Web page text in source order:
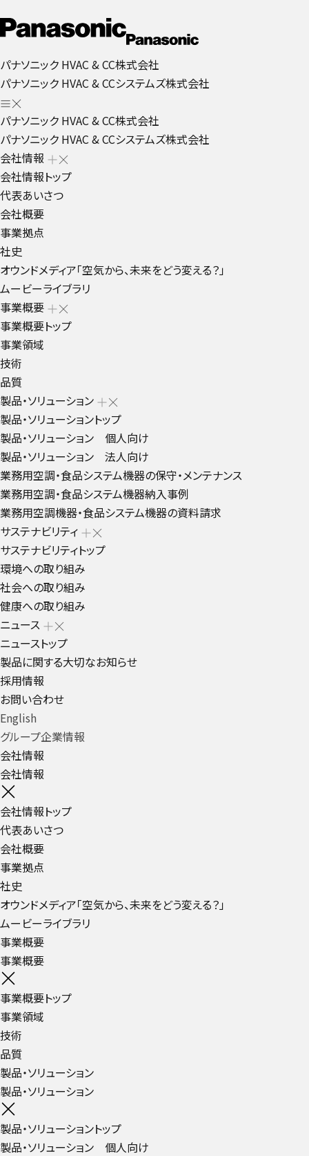
パナソニック HVAC & CC株式会社
パナソニック HVAC & CCシステムズ株式会社
パナソニック HVAC & CC株式会社
パナソニック HVAC & CCシステムズ株式会社
会社情報
会社情報トップ
代表あいさつ
会社概要
事業拠点
社史
オウンドメディア「空気から、未来をどう変える？」
ムービーライブラリ
事業概要
事業概要トップ
事業領域
技術
品質
製品・ソリューション
製品・ソリューショントップ
製品・ソリューション 個人向け
製品・ソリューション 法人向け
業務用空調・食品システム機器の保守・メンテナンス
業務用空調・食品システム機器納入事例
業務用空調機器・食品システム機器の資料請求
サステナビリティ
サステナビリティトップ
環境への取り組み
社会への取り組み
健康への取り組み
ニュース
ニューストップ
製品に関する大切なお知らせ
採用情報
お問い合わせ
English
グループ企業情報
会社情報
会社情報
会社情報トップ
代表あいさつ
会社概要
事業拠点
社史
オウンドメディア「空気から、未来をどう変える？」
ムービーライブラリ
事業概要
事業概要
事業概要トップ
事業領域
技術
品質
製品・ソリューション
製品・ソリューション
製品・ソリューショントップ
製品・ソリューション 個人向け